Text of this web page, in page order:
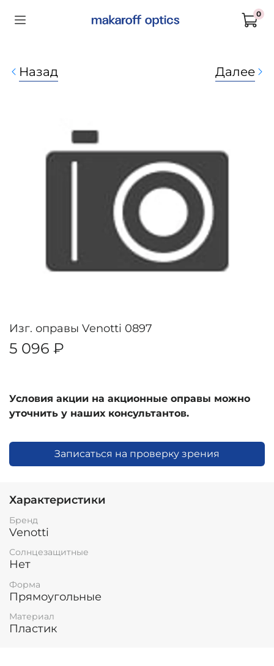
0
Назад Далее
Изг. оправы Venotti 0897
5 096 ₽
Условия акции на акционные оправы можно
уточнить у наших консультантов.
Записаться на проверку зрения
Характеристики
Бренд
Venotti
Солнцезащитные
Нет
Форма
Прямоугольные
Материал
Пластик